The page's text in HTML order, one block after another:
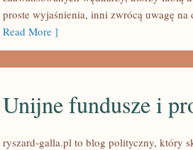
proste wyjaśnienia, inni zwrócą uwagę
Read More ]
Unijne fundusze i
ryszard-galla.pl to blog polityczny, który